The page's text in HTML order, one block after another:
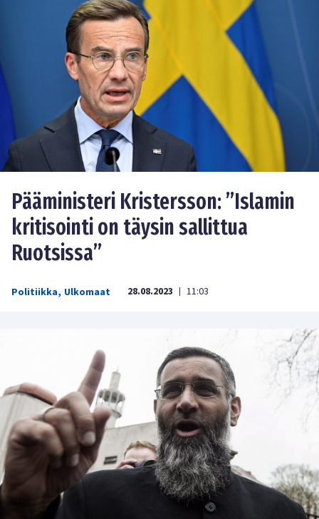
Pääministeri Kristersson: ”Islamin
kritisointi on täysin sallittua
Ruotsissa”
Politiikka, Ulkomaat 28.08.2023 | 11:03